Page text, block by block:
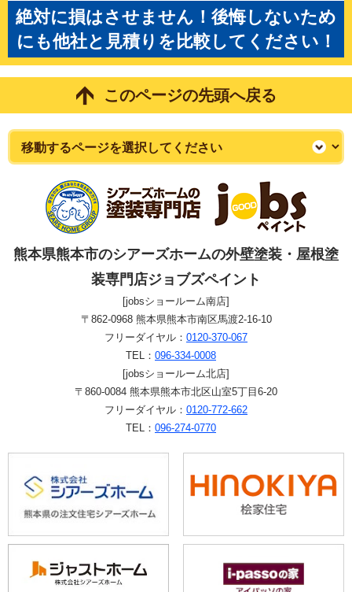
絶対に損はさせません！後悔しないため
にも他社と見積りを比較してください！
このページの先頭へ戻る
熊本県熊本市のシアーズホームの外壁塗装・屋根塗
装専門店ジョブズペイント
[jobsショールーム南店]
〒862-0968 熊本県熊本市南区馬渡2-16-10
フリーダイヤル： 0120-370-067
TEL： 096-334-0008
[jobsショールーム北店]
〒860-0084 熊本県熊本市北区山室5丁目6-20
フリーダイヤル： 0120-772-662
TEL： 096-274-0770